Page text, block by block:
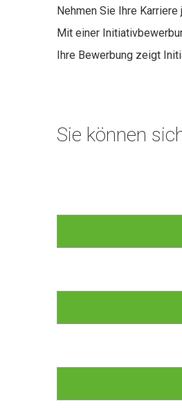
Nehmen Sie Ihre
Mit einer
Ihre Bewerbung zeigt
Sie können